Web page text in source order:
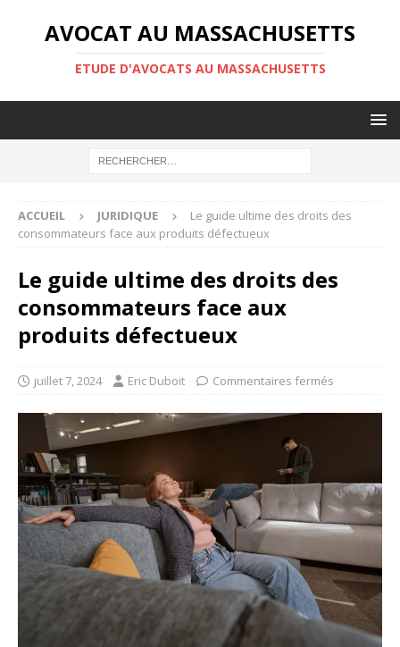
AVOCAT AU MASSACHUSETTS
ETUDE D'AVOCATS AU MASSACHUSETTS
ACCUEIL JURIDIQUE
Le guide ultime des droits des
consommateurs face aux produits défectueux
Le guide ultime des droits des
consommateurs face aux
produits défectueux
juillet 7, 2024 Eric Duboit Commentaires fermés